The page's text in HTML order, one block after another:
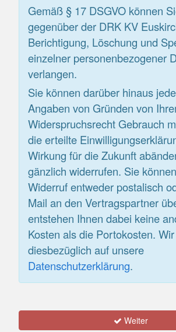
Gemäß § 17 DSGVO können
gegenüber der DRK KV
Berichtigung, Löschung und
einzelner personenbezogener
verlangen.
Sie können darüber hinaus
Angaben von Gründen von
Widerspruchsrecht Gebrauch
die erteilte
Wirkung für die Zukunft
gänzlich widerrufen. Sie
Widerruf entweder postalisch
Mail an den Vertragspartner
entstehen Ihnen dabei keine
Kosten als die Portokosten.
diesbezüglich auf unsere
Datenschutzerklärung.
Weiter